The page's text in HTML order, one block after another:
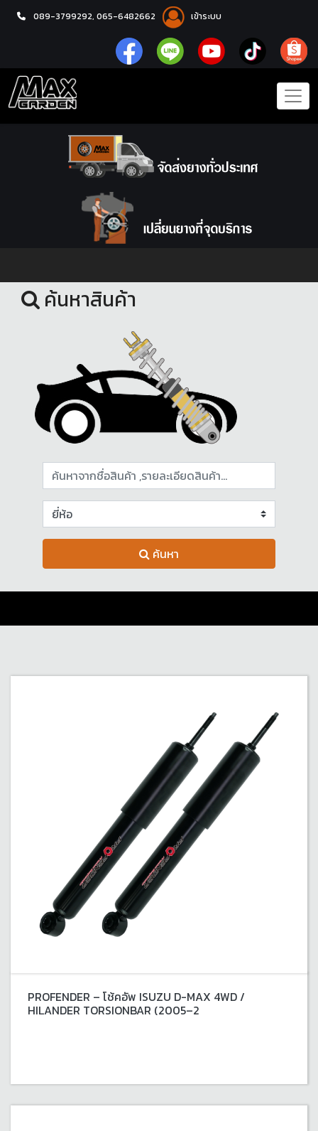
089-3799292, 065-6482662 เข้าระบบ
หน้าแรก
ค้นหาสินค้า
ค้นหา
PROFENDER – โช้คอัพ ISUZU D-MAX 4WD /
HILANDER TORSIONBAR (2005–2